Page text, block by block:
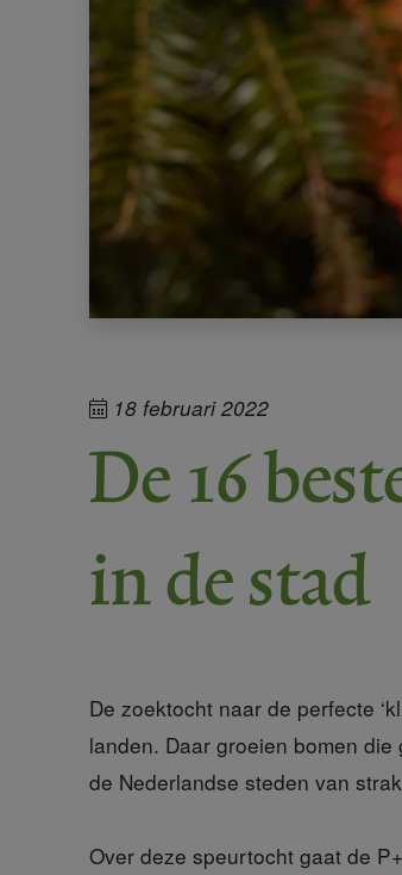
18 februari 2022
De 16
in de stad
De zoektocht naar de perfecte
landen. Daar groeien bomen
de Nederlandse steden van
Over deze speurtocht gaat de